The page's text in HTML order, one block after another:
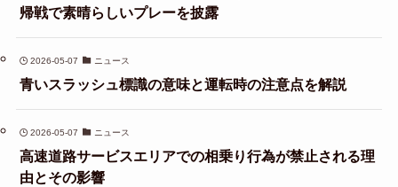
帰戦で素晴らしいプレーを披露
2026-05-07 ニュース
青いスラッシュ標識の意味と運転時の注意点を解説
2026-05-07 ニュース
高速道路サービスエリアでの相乗り行為が禁止される理
由とその影響